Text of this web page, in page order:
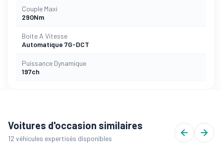
Couple Maxi
290Nm
Boite A Vitesse
Automatique 7G-DCT
Puissance Dynamique
197ch
Voitures d'occasion similaires
12 véhicules expertisés disponibles